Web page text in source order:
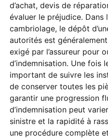
d’achat, devis de
évaluer le préjudice. Dans
cambriolage, le dépôt
autorités est
exigé par l’assureur pour
d’indemnisation. Une fois
important de suivre les
de conserver toutes les
garantir une progression
d’indemnisation peut
sinistre et la rapidité à
une procédure complète